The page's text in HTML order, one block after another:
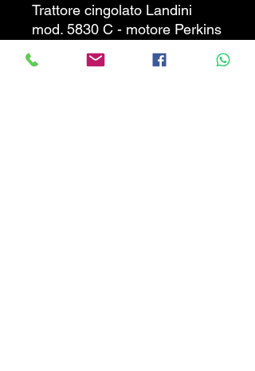
Trattore cingolato Landini
mod. 5830 C - motore Perkins
carro in buono stato - Motore